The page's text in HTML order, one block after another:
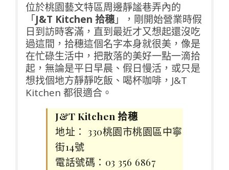
位於桃園藝文特區周邊靜謐巷弄內的
「J&T Kitchen 拾穗」，剛開始營業時假
日到訪時客滿，直到最近才又想起還沒吃
過這間，拾穗這個名字本身就很美，像是
在忙碌生活中，把散落的美好一點一滴拾
起，無論是平日早晨、假日慢活，或只是
想找個地方靜靜吃飯、喝杯咖啡，J&T
Kitchen 都很適合。
J&T Kitchen 拾穗
地址： 330桃園市桃園區中寧
街14號
電話號碼：03 356 6867